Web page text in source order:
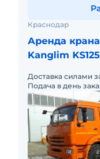
Краснодар
Аренда
Kanglim
Доставка силами
Подача в день